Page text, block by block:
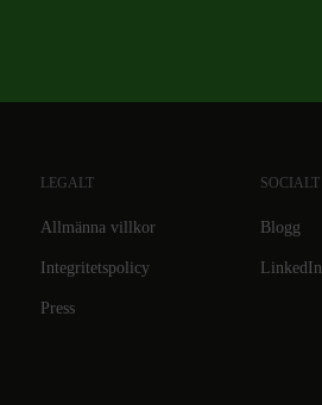
LEGALT
Allmänna villkor
Integritetspolicy
Press
SOCIALT
Blogg
LinkedIn